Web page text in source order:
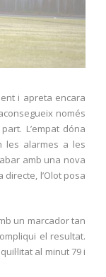
i apreta encara
només
L’empat dóna
les alarmes a les
amb una nova
l’Olot posa
un marcador tan
el resultat.
al minut 79 i